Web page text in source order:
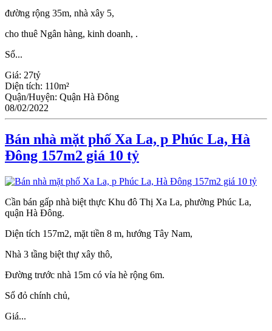
đường rộng 35m, nhà xây 5,
cho thuê Ngân hàng, kinh doanh, .
Sổ...
Giá: 27tỷ
Diện tích: 110m²
Quận/Huyện: Quận Hà Đông
08/02/2022
Bán nhà mặt phố Xa La, p Phúc La, Hà
Đông 157m2 giá 10 tỷ
Cần bán gấp nhà biệt thực Khu đô Thị Xa La, phường Phúc La,
quận Hà Đông.
Diện tích 157m2, mặt tiền 8 m, hướng Tây Nam,
Nhà 3 tầng biệt thự xây thô,
Đường trước nhà 15m có vỉa hè rộng 6m.
Sổ đỏ chính chủ,
Giá...